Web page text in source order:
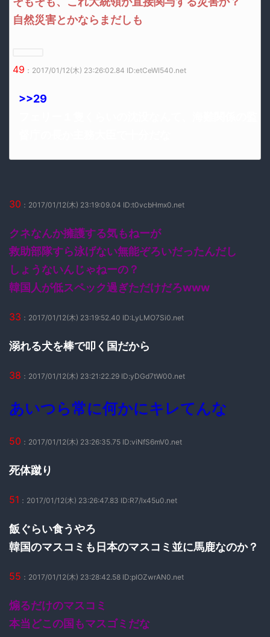
自然災害とかならまだしも
49 ：2017/01/12(木) 23:26:02.84 ID:etCeWI540.net
>>29
30 ：2017/01/12(木) 23:19:09.04 ID:t0vcbHmx0.net
クネなんか擁護する気もねーが
救助部隊すら泳げない無能ぞろいだったんだし
しょうないんじゃねーの？
韓国人が低スペック過ぎただけだろwww
33 ：2017/01/12(木) 23:19:52.40 ID:LyLMO7Si0.net
溺れる犬を棒で叩く国だから
38 ：2017/01/12(木) 23:21:22.29 ID:yDGd7tW00.net
あいつら常に何かにキレてんな
50 ：2017/01/12(木) 23:26:35.75 ID:viNfS6mV0.net
死体蹴り
51 ：2017/01/12(木) 23:26:47.83 ID:R7/lx45u0.net
飯ぐらい食うやろ
韓国のマスコミも日本のマスコミ並に馬鹿なのか？
55 ：2017/01/12(木) 23:28:42.58 ID:plOZwrAN0.net
煽るだけのマスコミ
本当どこの国もマスゴミだな